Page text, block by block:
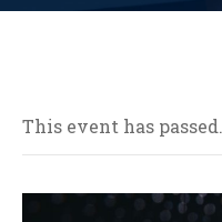
This event has passed.